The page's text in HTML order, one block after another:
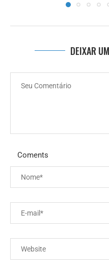
DEIXAR
Coments